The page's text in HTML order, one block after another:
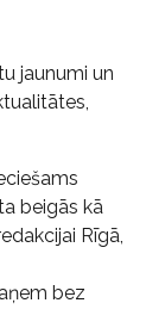
jaunumi un
beigās kā
Rīgā,
bez